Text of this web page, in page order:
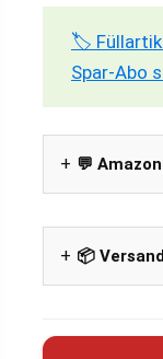
🏷️
Spar-Abo
💬
📦